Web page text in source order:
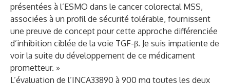
présentées à l’ESMO dans le cancer colorectal MSS,
associées à un profil de sécurité tolérable, fournissent
une preuve de concept pour cette approche différenciée
d’inhibition ciblée de la voie TGF-β. Je suis impatiente de
voir la suite du développement de ce médicament
prometteur. »
L’évaluation de l’INCA33890 à 900 mg toutes les deux